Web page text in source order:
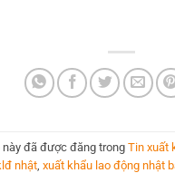
này đã được đăng trongTin xuất
nhật ,xuất khẩu lao động nhật